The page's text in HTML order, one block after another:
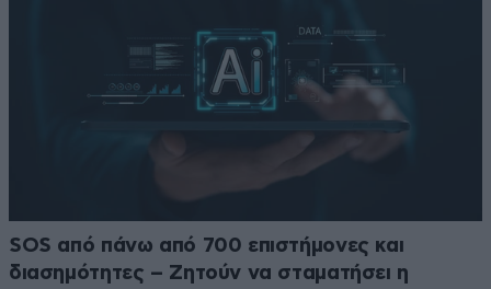
SOS από πάνω από 700 επιστήμονες και
διασημότητες – Ζητούν να σταματήσει η